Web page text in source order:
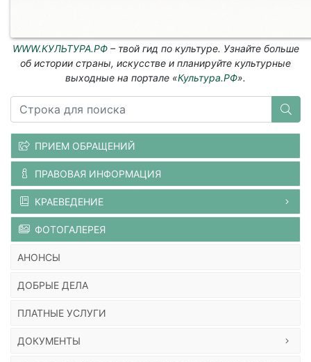
WWW.КУЛЬТУРА.РФ– твой гид по культуре. Узнайте больше
об истории страны, искусстве и планируйте культурные
выходные на портале «Культура.РФ».
ПРИЕМ ОБРАЩЕНИЙ
ПРАВОВАЯ ИНФОРМАЦИЯ
КРАЕВЕДЕНИЕ
ФОТОГАЛЕРЕЯ
АНОНСЫ
ДОБРЫЕ ДЕЛА
ПЛАТНЫЕ УСЛУГИ
ДОКУМЕНТЫ